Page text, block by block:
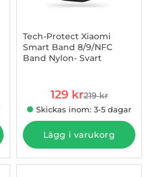
Tech-Protect Xiaomi
Smart Band 8/9/NFC
Band Nylon- Svart
rea pris
129 krtidigare pris
219 kr
Skickas inom: 3-5 dagar
Lägg i varukorg